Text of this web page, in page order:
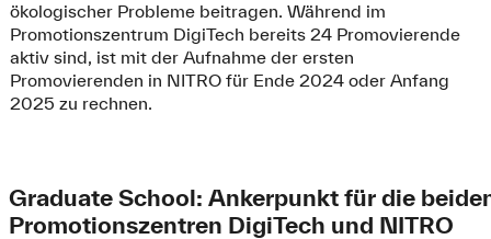
ökologischer Probleme beitragen. Während im
Promotionszentrum DigiTech bereits 24 Promovierende
aktiv sind, ist mit der Aufnahme der ersten
Promovierenden in NITRO für Ende 2024 oder Anfang
2025 zu rechnen.
Graduate School: Ankerpunkt für die
Promotionszentren DigiTech und NITRO